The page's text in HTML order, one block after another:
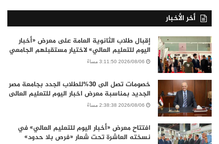
أخر الأخبار
إقبال طلاب الثانوية العامة على معرض «أخبار
اليوم للتعليم العالي» لاختيار مستقبلهم الجامعي
2026/08/06 3:11:50 مساءً
خصومات تصل الى 30%للطلاب الجدد بجامعة مصر
الجديد بمناسبة معرض اخبار اليوم للتعليم العالى
2026/08/06 2:38:38 مساءً
افتتاح معرض «أخبار اليوم للتعليم العالي» في
نسخته العاشرة تحت شعار «فرص بلا حدود»